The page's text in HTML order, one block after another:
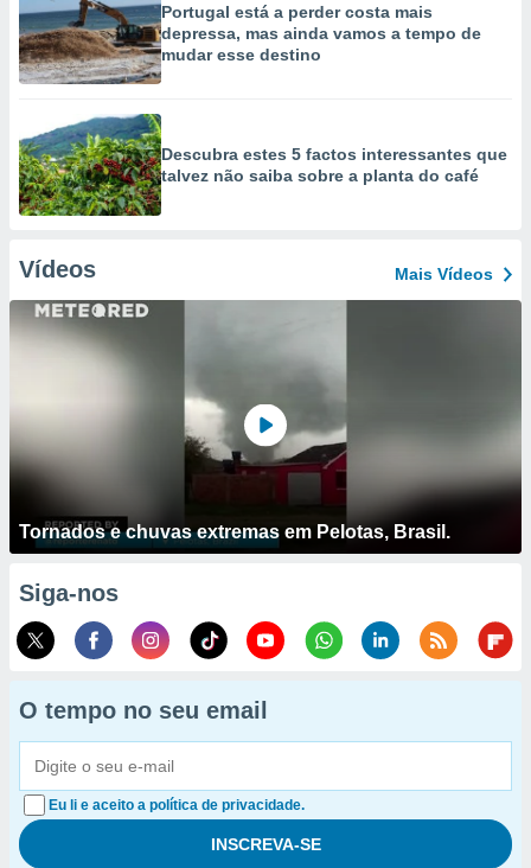
Portugal está a perder costa mais
depressa, mas ainda vamos a tempo de
mudar esse destino
Descubra estes 5 factos interessantes que
talvez não saiba sobre a planta do café
Vídeos Mais Vídeos
Tornados e chuvas extremas em Pelotas, Brasil.
Siga-nos
O tempo no seu email
Eu li e aceito a política de privacidade.